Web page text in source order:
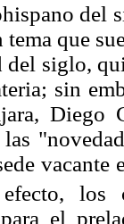
del
tema que
del siglo,
sin
vacante
los
el